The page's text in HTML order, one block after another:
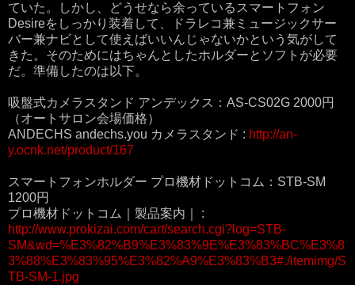
ていた。しかし、どうせなら余っているスマートフォン
Desireをしっかり装着して、ドラレコ兼ミュージックサー
バー兼ナビとして使えばいいんじゃないかという気がして
きた。そのためにはちゃんとしたホルダーとソフトが必要
だ。準備したのは以下。
吸盤式カメラスタンド アンデックス：AS-CS02G 2000円
（オートサロン会場価格）
ANDECHS andechs.you カメラスタンド : http://an-
y.ocnk.net/product/167
スマートフォンホルダー プロ機材ドットコム：STB-SM
1200円
プロ機材ドットコム｜製品案内｜ :
http://www.prokizai.com/cart/search.cgi?log=STB-
SM&wd=%E3%82%B9%E3%83%9E%E3%83%BC%E3%8
3%88%E3%83%95%E3%82%A9%E3%83%B3#./itemimg/S
TB-SM-1.jpg